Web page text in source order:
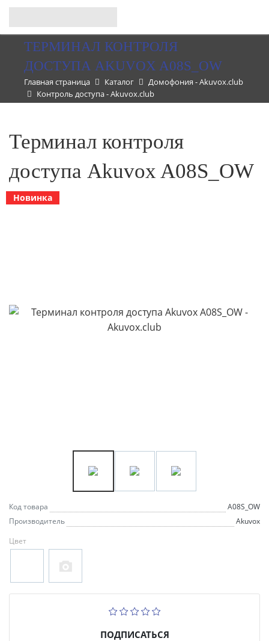
ТЕРМИНАЛ КОНТРОЛЯ
ДОСТУПА AKUVOX A08S_OW
Главная страница Каталог
Домофония - Akuvox.club
Контроль доступа - Akuvox.club
Терминал контроля
доступа Akuvox A08S_OW
Новинка
Код товара
A08S_OW
Производитель
Akuvox
Цвет
ПОДПИСАТЬСЯ